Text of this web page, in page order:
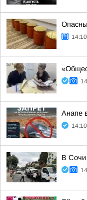
14:10
Анапе
14:10
В Сочи